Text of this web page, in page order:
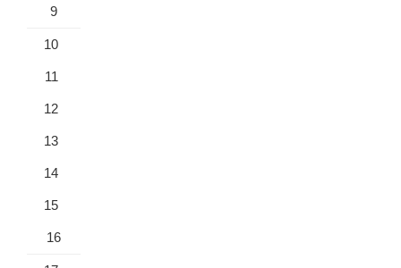
9
10
11
12
13
14
15
16